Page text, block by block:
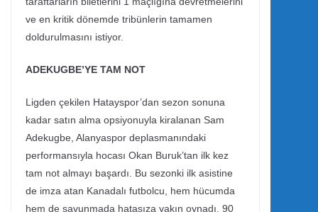
ve en kritik dönemde tribünlerin tamamen
doldurulmasını istiyor.
ADEKUGBE’YE TAM NOT
Ligden çekilen Hatayspor’dan sezon sonuna
kadar satın alma opsiyonuyla kiralanan Sam
Adekugbe, Alanyaspor deplasmanındaki
performansıyla hocası Okan Buruk’tan ilk kez
tam not almayı başardı. Bu sezonki ilk asistine
de imza atan Kanadalı futbolcu, hem hücumda
hem de savunmada hatasıza yakın oynadı. 90